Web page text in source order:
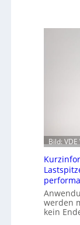
Bild:
werden
kein